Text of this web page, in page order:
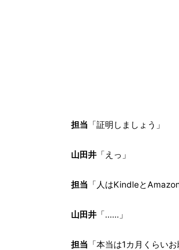
担当 「証明しましょう」
山田井 「えっ」
担当 「人はKindleと
山田井 「……」
担当 「本当は1カ月くらい